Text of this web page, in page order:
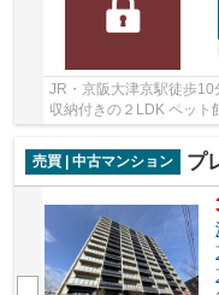
JR・京阪大津京駅徒歩
収納付きの２LDK ペット
ズルーム等、共用施設充
売買 | 中古マンション
プ